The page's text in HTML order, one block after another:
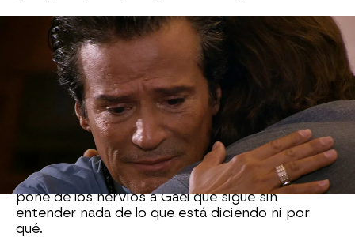
Además, Gael encuentra al
padre Lupe rezando
por la noche en la iglesia y no en su habitación y
le cuenta que era un rezo especial porque pedía
por él. El padre se pone muy profundo y
sentimental y Gael no entiende.
No le cuenta
que su madre ha regresadoa recuperarlo.
Pero el padre le dice que él ya ha hecho todo lo
que podía por él yde ahora en adelante le toca
decidir sololo que quiere hacer en la vida, lo que
pone de los nervios a Gael que sigue sin
entender nada de lo que está diciendo ni por
qué.